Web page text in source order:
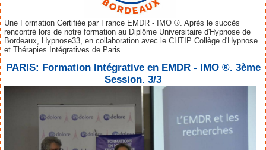
Une Formation Certifiée par France EMDR - IMO ®. Après le succès
rencontré lors de notre formation au Diplôme Universitaire d'Hypnose de
Bordeaux, Hypnose33, en collaboration avec le CHTIP Collège d'Hypnose
et Thérapies Intégratives de Paris...
PARIS: Formation Intégrative en EMDR - IMO ®. 3ème
Session. 3/3